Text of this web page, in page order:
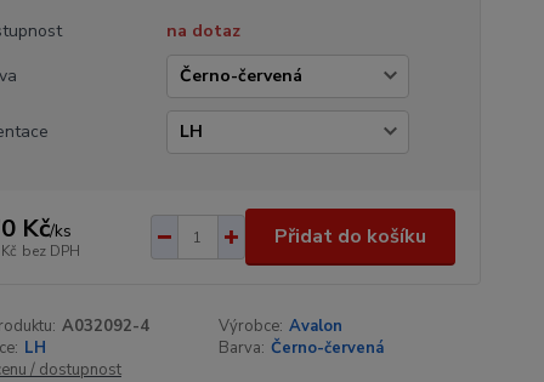
na dotaz
Kč/ks
bez DPH
Přidat do košíku
A032092-4 Výrobce: Avalon
LH Barva: Černo-červená
/ dostupnost